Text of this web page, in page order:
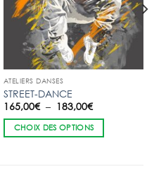
ATELIERS DANSES
STREET-DANCE
165,00€ – 183,00€Plage
prix :
165,00€
CHOIX DES OPTIONS